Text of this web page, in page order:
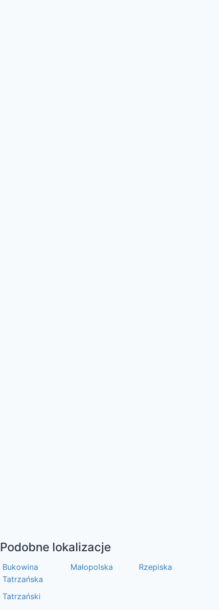
Podobne lokalizacje
Bukowina
Tatrzańska
Małopolska Rzepiska
Tatrzański